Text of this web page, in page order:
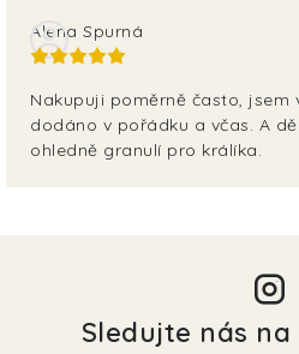
Alena Spurná
Nakupuji poměrně často, jsem
dodáno v pořádku a včas. A
ohledně granulí pro králíka.
Sledujte nás